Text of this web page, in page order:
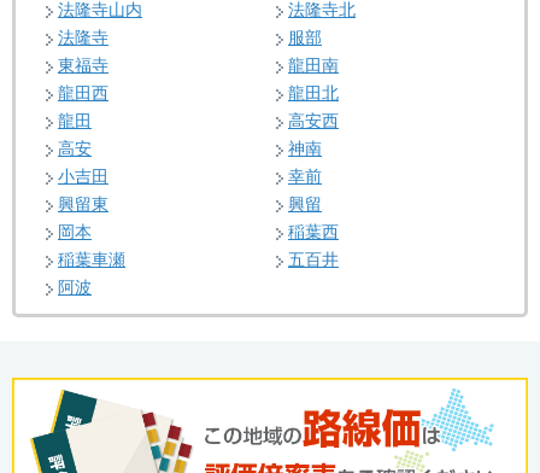
法隆寺山内
法隆寺北
法隆寺
服部
東福寺
龍田南
龍田西
龍田北
龍田
高安西
高安
神南
小吉田
幸前
興留東
興留
岡本
稲葉西
稲葉車瀬
五百井
阿波